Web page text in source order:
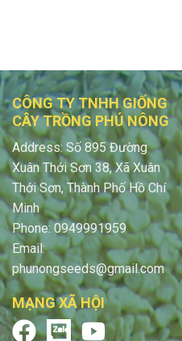
CÔNG TY TNHH GIỐNG
CÂY TRỒNG PHÚ NÔNG
Address: Số 895 Đường
Xuân Thới Sơn 38, Xã Xuân
Thới Sơn, Thành Phố Hồ Chí
Minh
Phone: 0949991959
Email:
phunongseeds@gmail.com
MẠNG XÃ HỘI